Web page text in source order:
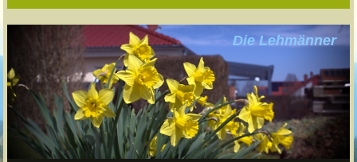
Die Lehmänner